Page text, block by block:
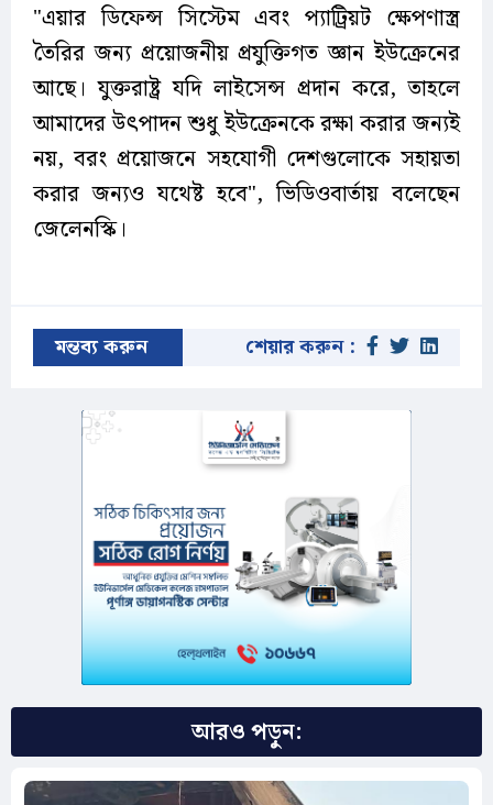
"এয়ার ডিফেন্স সিস্টেম এবং প্যাট্রিয়ট ক্ষেপণাস্ত্র
তৈরির জন্য প্রয়োজনীয় প্রযুক্তিগত জ্ঞান ইউক্রেনের
আছে। যুক্তরাষ্ট্র যদি লাইসেন্স প্রদান করে, তাহলে
আমাদের উৎপাদন শুধু ইউক্রেনকে রক্ষা করার জন্যই
নয়, বরং প্রয়োজনে সহযোগী দেশগুলোকে সহায়তা
করার জন্যও যথেষ্ট হবে", ভিডিওবার্তায় বলেছেন
জেলেনস্কি।
মন্তব্য করুন শেয়ার করুন :
আরও পড়ুন: